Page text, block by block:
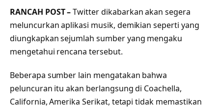
RANCAH POST –Twitter dikabarkan akan segera
meluncurkan aplikasi musik, demikian seperti yang
diungkapkan sejumlah sumber yang mengaku
mengetahui rencana tersebut.
Beberapa sumber lain mengatakan bahwa
peluncuran itu akan berlangsung di Coachella,
California, Amerika Serikat, tetapi tidak memastikan